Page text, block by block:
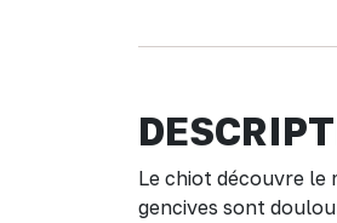
Le chiot découvre le
gencives sont